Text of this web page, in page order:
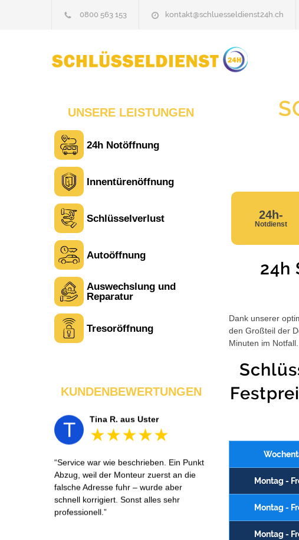
0800 563 153 kontakt@schluesseldienst24h.ch
24h-
Notdienst
24h
Dank unserer
den Großteil der
Minuten im Notfall.
Montag -
Montag -
Montag -
UNSERE LEISTUNGEN
24h Notöffnung
Innentürenöffnung
Schlüsselverlust
Autoöffnung
Auswechslung und
Reparatur
Tresoröffnung
KUNDENBEWERTUNGEN
L Laura M. aus Zürich
Sehr freundlich am Telefon und vor Ort.
Die Türöffnung ging schnell, aber ich
T Tina R. aus Uster
Service war wie beschrieben. Ein Punkt
Abzug, weil der Monteur zuerst an die
falsche Adresse fuhr – wurde aber
schnell korrigiert. Sonst alles sehr
professionell.